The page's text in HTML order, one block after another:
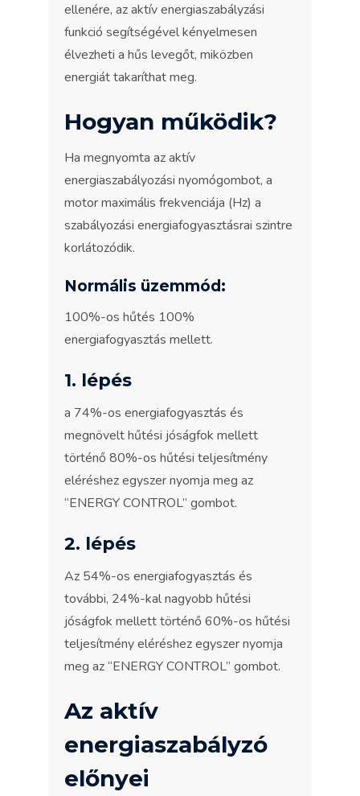
ellenére, az aktív energiaszabályzási
funkció segítségével kényelmesen
élvezheti a hűs levegőt, miközben
energiát takaríthat meg.
Hogyan működik?
Ha megnyomta az aktív
energiaszabályozási nyomógombot, a
motor maximális frekvenciája (Hz) a
szabályozási energiafogyasztásrai szintre
korlátozódik.
Normális üzemmód:
100%-os hűtés 100%
energiafogyasztás mellett.
1. lépés
a 74%-os energiafogyasztás és
megnövelt hűtési jóságfok mellett
történő 80%-os hűtési teljesítmény
eléréshez egyszer nyomja meg az
“ENERGY CONTROL” gombot.
2. lépés
Az 54%-os energiafogyasztás és
további, 24%-kal nagyobb hűtési
jóságfok mellett történő 60%-os hűtési
teljesítmény eléréshez egyszer nyomja
meg az “ENERGY CONTROL” gombot.
Az aktív
energiaszabályzó
előnyei